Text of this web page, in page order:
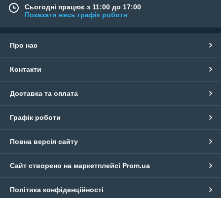
Сьогодні працює з 11:00 до 17:00
Показати весь графік роботи
Про нас
Контакти
Доставка та оплата
Графік роботи
Повна версія сайту
Сайт створено на маркетплейсі Prom.ua
Політика конфіденційності